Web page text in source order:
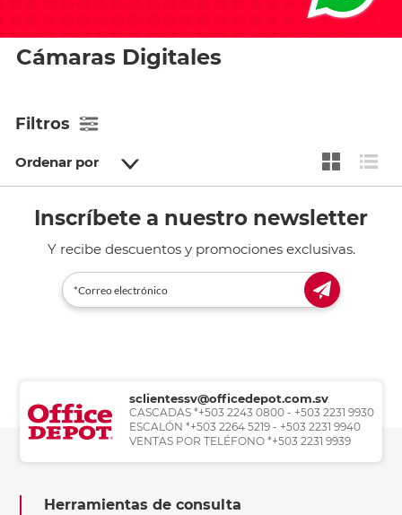
Cámaras Digitales
Filtros
Ordenar por
Inscríbete a nuestro newsletter
Y recibe descuentos y promociones exclusivas.
sclientessv@officedepot.com.sv
CASCADAS *+503 2243 0800 - +503 2231 9930
ESCALÓN *+503 2264 5219 - +503 2231 9940
VENTAS POR TELÉFONO *+503 2231 9939
Herramientas de consulta